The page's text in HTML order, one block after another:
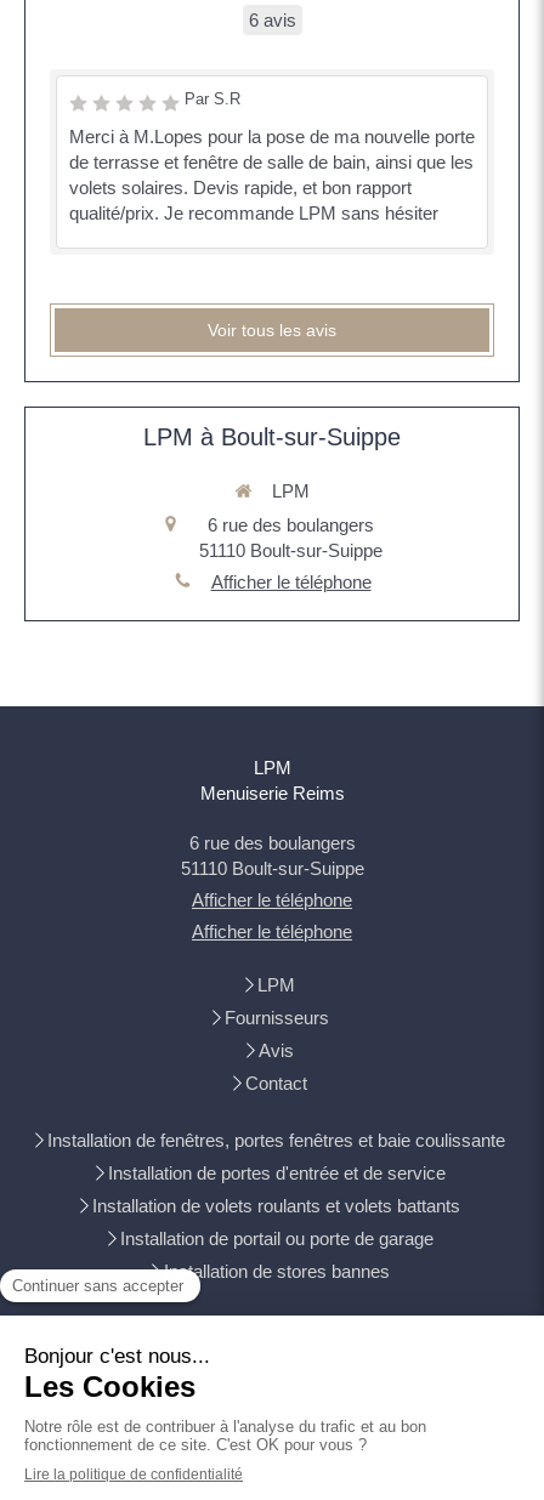
6 avis
Par S.R
Merci à M.Lopes pour la pose de ma nouvelle porte
de terrasse et fenêtre de salle de bain, ainsi que les
volets solaires. Devis rapide, et bon rapport
qualité/prix. Je recommande LPM sans hésiter
Voir tous les avis
LPM à Boult-sur-Suippe
LPM
6 rue des boulangers
51110 Boult-sur-Suippe
Afficher le téléphone
LPM
Menuiserie Reims
6 rue des boulangers
51110 Boult-sur-Suippe
Afficher le téléphone
Afficher le téléphone
LPM
Fournisseurs
Avis
Contact
Installation de fenêtres, portes fenêtres et baie coulissante
Installation de portes d'entrée et de service
Installation de volets roulants et volets battants
Installation de portail ou porte de garage
Installation de stores bannes
Mourmelon-le-Grand, Fismes, Ay, Épernay, Vouziers, Laon
Mentions légales